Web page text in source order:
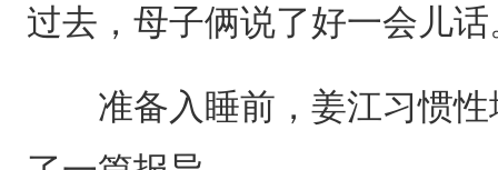
过去，母子俩说了好一会儿话
准备入睡前，姜江习惯性